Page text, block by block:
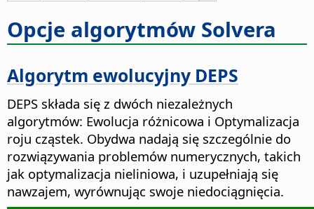
Opcje algorytmów Solvera
Algorytm ewolucyjny DEPS
DEPS składa się z dwóch niezależnych
algorytmów: Ewolucja różnicowa i Optymalizacja
roju cząstek. Obydwa nadają się szczególnie do
rozwiązywania problemów numerycznych, takich
jak optymalizacja nieliniowa, i uzupełniają się
nawzajem, wyrównując swoje niedociągnięcia.